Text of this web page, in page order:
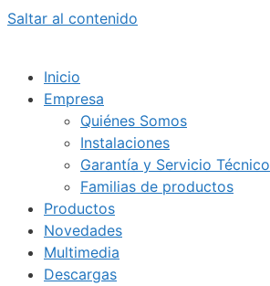
Saltar al contenido
Inicio
Empresa
Quiénes Somos
Instalaciones
Garantía y Servicio Técnico
Familias de productos
Productos
Novedades
Multimedia
Descargas